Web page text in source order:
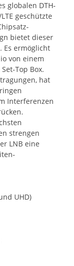
globalen DTH-
geschützte
bietet dieser
Es ermöglicht
von einem
Top Box.
hat
Interferenzen
strengen
LNB eine
UHD)